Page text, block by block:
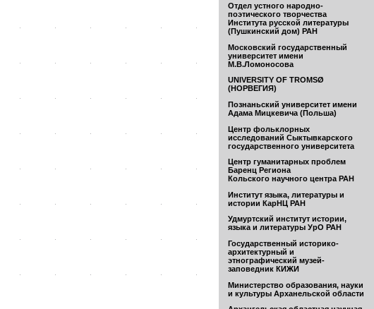
Отдел устного народно-
поэтического творчества
Института русской литературы
(Пушкинский дом) РАН
Московский государственный
университет имени
М.В.Ломоносова
UNIVERSITY OF TROMSØ
(НОРВЕГИЯ)
Познаньский университет имени
Адама Мицкевича (Польша)
Центр фольклорных
исследований Сыктывкарского
государственного университета
Центр гуманитарных проблем
Баренц Региона
Кольского научного центра РАН
Институт языка, литературы и
истории КарНЦ РАН
Удмуртский институт истории,
языка и литературы УрО РАН
Государственный историко-
архитектурный и
этнографический музей-
заповедник КИЖИ
Министерство образования, науки
и культуры Арханельской области